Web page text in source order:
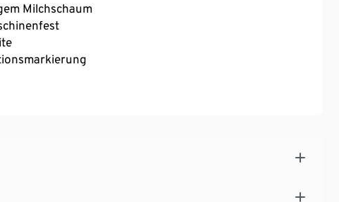
Milchschaum